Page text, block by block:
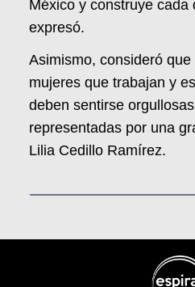
México y construye cada
expresó.
Asimismo, consideró
mujeres que trabajan y
deben sentirse
representadas por una
Lilia Cedillo Ramírez.